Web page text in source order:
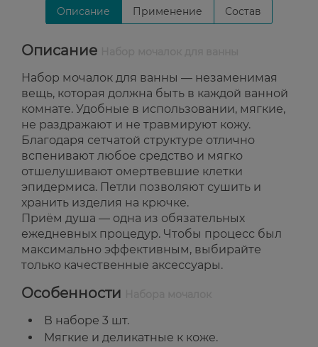
Описание Применение Состав
Описание
Набор мочалок для ванны — незаменимая
вещь, которая должна быть в каждой ванной
комнате. Удобные в использовании, мягкие,
не раздражают и не травмируют кожу.
Благодаря сетчатой структуре отлично
вспенивают любое средство и мягко
отшелушивают омертвевшие клетки
эпидермиса. Петли позволяют сушить и
хранить изделия на крючке.
Приём душа — одна из обязательных
ежедневных процедур. Чтобы процесс был
максимально эффективным, выбирайте
только качественные аксессуары.
Особенности
В наборе 3 шт.
Мягкие и деликатные к коже.